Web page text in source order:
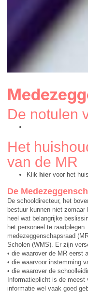
De notulen
Het
van de MR
Klik hier voor het
De
De schooldirecteur, het
bestuur kunnen niet zomaar
heel wat belangrijke
het personeel te
medezeggenschapsraad
Scholen (WMS). Er zijn
• die waarover de MR eerst
• die waarvoor instemming
• die waarover de
Informatieplicht is de
informatie wel vaak goed